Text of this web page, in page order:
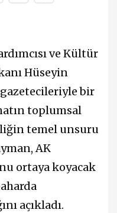
ve Kültür
Hüseyin
bir
toplumsal
temel unsuru
AK
ortaya koyacak
açıkladı.